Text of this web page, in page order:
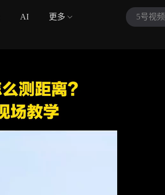
AI 更多 5号视频